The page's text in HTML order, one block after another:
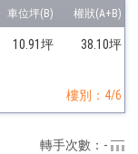
10.91坪 38.10坪
樓別：4/6
轉手次數：-